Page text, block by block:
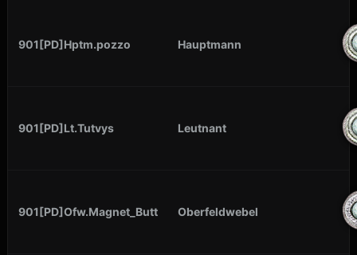
901[PD]Hptm.pozzo Hauptmann
901[PD]Lt.Tutvys Leutnant
901[PD]Ofw.Magnet_Butt Oberfeldwebel